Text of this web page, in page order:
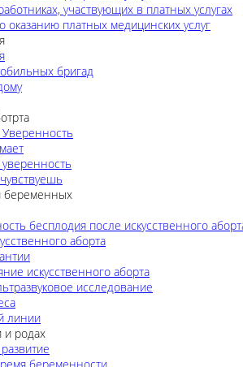
участвующих в платных услугах
оказанию платных медицинских услуг
бригад
беременных
бесплодия после искусственного
аборта
искусственного аборта
исследование
линии
родах